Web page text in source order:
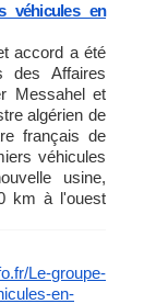
véhicules en
accord a été
des Affaires
Messahel et
algérien de
français de
véhicules
usine,
km à l'ouest
Le-groupe-
en-